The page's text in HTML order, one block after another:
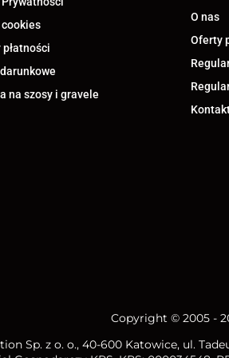
na szosy i gravele
O nas
Oferty
Copyright © 2005 -
Sp. z o. o., 40-600 Katowice, ul.